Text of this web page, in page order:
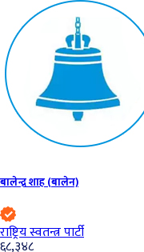
बालेन्द्र शाह (बालेन)
राष्ट्रिय स्वतन्त्र पार्टी
६८,३४८